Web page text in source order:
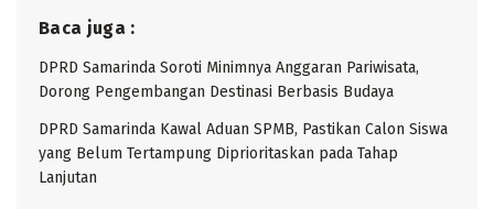
Baca juga :
DPRD Samarinda Soroti Minimnya Anggaran Pariwisata,
Dorong Pengembangan Destinasi Berbasis Budaya
DPRD Samarinda Kawal Aduan SPMB, Pastikan Calon Siswa
yang Belum Tertampung Diprioritaskan pada Tahap
Lanjutan